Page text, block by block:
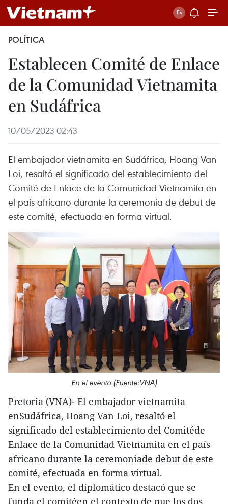
POLÍTICA
Establecen Comité de Enlace
de la Comunidad Vietnamita
en Sudáfrica
10/05/2023 02:43
El embajador vietnamita en Sudáfrica, Hoang Van
Loi, resaltó el significado del establecimiento del
Comité de Enlace de la Comunidad Vietnamita en
el país africano durante la ceremonia de debut de
este comité, efectuada en forma virtual.
En el evento (Fuente:VNA)
Pretoria (VNA)- El embajador vietnamita
enSudáfrica, Hoang Van Loi, resaltó el
significado del establecimiento del Comitéde
Enlace de la Comunidad Vietnamita en el país
africano durante la ceremoniade debut de este
comité, efectuada en forma virtual.
En el evento, el diplomático destacó que se
funda el comitéen el contexto de que los dos